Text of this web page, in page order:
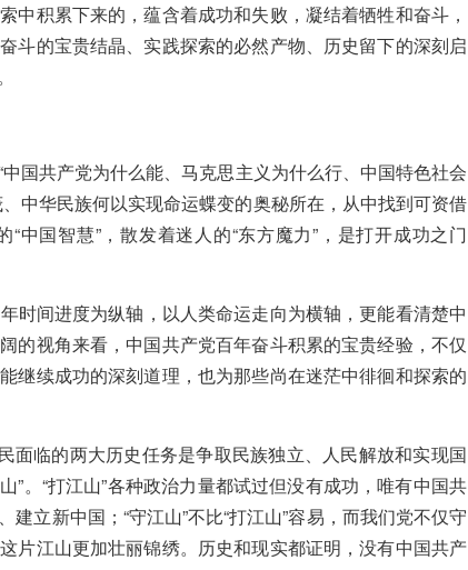
中积累下来的，蕴含着成功和失败，凝结着牺牲和奋斗，
斗的宝贵结晶、实践探索的必然产物、历史留下的深刻启
国共产党为什么能、马克思主义为什么行、中国特色社会
中华民族何以实现命运蝶变的奥秘所在，从中找到可资借
中国智慧”，散发着迷人的“东方魔力”，是打开成功之门
时间进度为纵轴，以人类命运走向为横轴，更能看清楚中
的视角来看，中国共产党百年奋斗积累的宝贵经验，不仅
继续成功的深刻道理，也为那些尚在迷茫中徘徊和探索的
面临的两大历史任务是争取民族独立、人民解放和实现国
”。“打江山”各种政治力量都试过但没有成功，唯有中国共
立新中国；“守江山”不比“打江山”容易，而我们党不仅守
片江山更加壮丽锦绣。历史和现实都证明，没有中国共产